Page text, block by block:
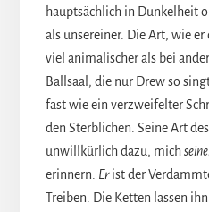
hauptsächlich in Dunkelheit
als unsereiner. Die Art, wie
viel animalischer als bei
Ballsaal, die nur Drew so
fast wie ein verzweifelter
den Sterblichen. Seine Art
unwillkürlich dazu, mich
erinnern. Erist der
Treiben. Die Ketten lassen